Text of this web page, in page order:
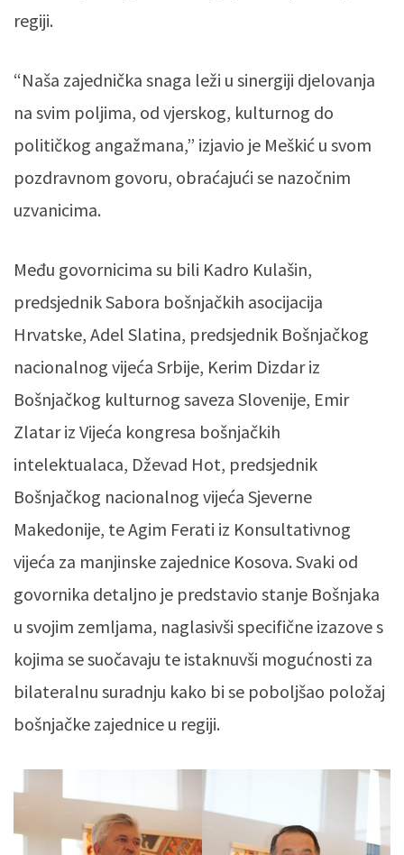
regiji.
“Naša zajednička snaga leži u sinergiji djelovanja
na svim poljima, od vjerskog, kulturnog do
političkog angažmana,” izjavio je Meškić u svom
pozdravnom govoru, obraćajući se nazočnim
uzvanicima.
Među govornicima su bili Kadro Kulašin,
predsjednik Sabora bošnjačkih asocijacija
Hrvatske, Adel Slatina, predsjednik Bošnjačkog
nacionalnog vijeća Srbije, Kerim Dizdar iz
Bošnjačkog kulturnog saveza Slovenije, Emir
Zlatar iz Vijeća kongresa bošnjačkih
intelektualaca, Dževad Hot, predsjednik
Bošnjačkog nacionalnog vijeća Sjeverne
Makedonije, te Agim Ferati iz Konsultativnog
vijeća za manjinske zajednice Kosova. Svaki od
govornika detaljno je predstavio stanje Bošnjaka
u svojim zemljama, naglasivši specifične izazove s
kojima se suočavaju te istaknuvši mogućnosti za
bilateralnu suradnju kako bi se poboljšao položaj
bošnjačke zajednice u regiji.